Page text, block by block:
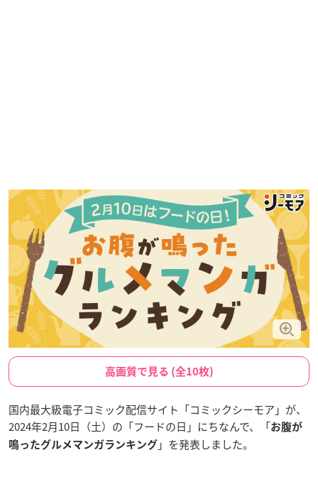
高画質で見る (全10枚)
国内最大級電子コミック配信サイト「コミックシーモア」が、
2024年2月10日（土）の「フードの日」にちなんで、「お腹が
鳴ったグルメマンガランキング 」を発表しました。